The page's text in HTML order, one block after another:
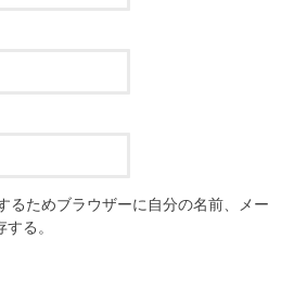
るためブラウザーに自分の名前、メー
る。